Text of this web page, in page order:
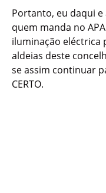
Portanto, eu daqui
quem manda no
iluminação eléctrica
aldeias deste
se assim continuar
CERTO.